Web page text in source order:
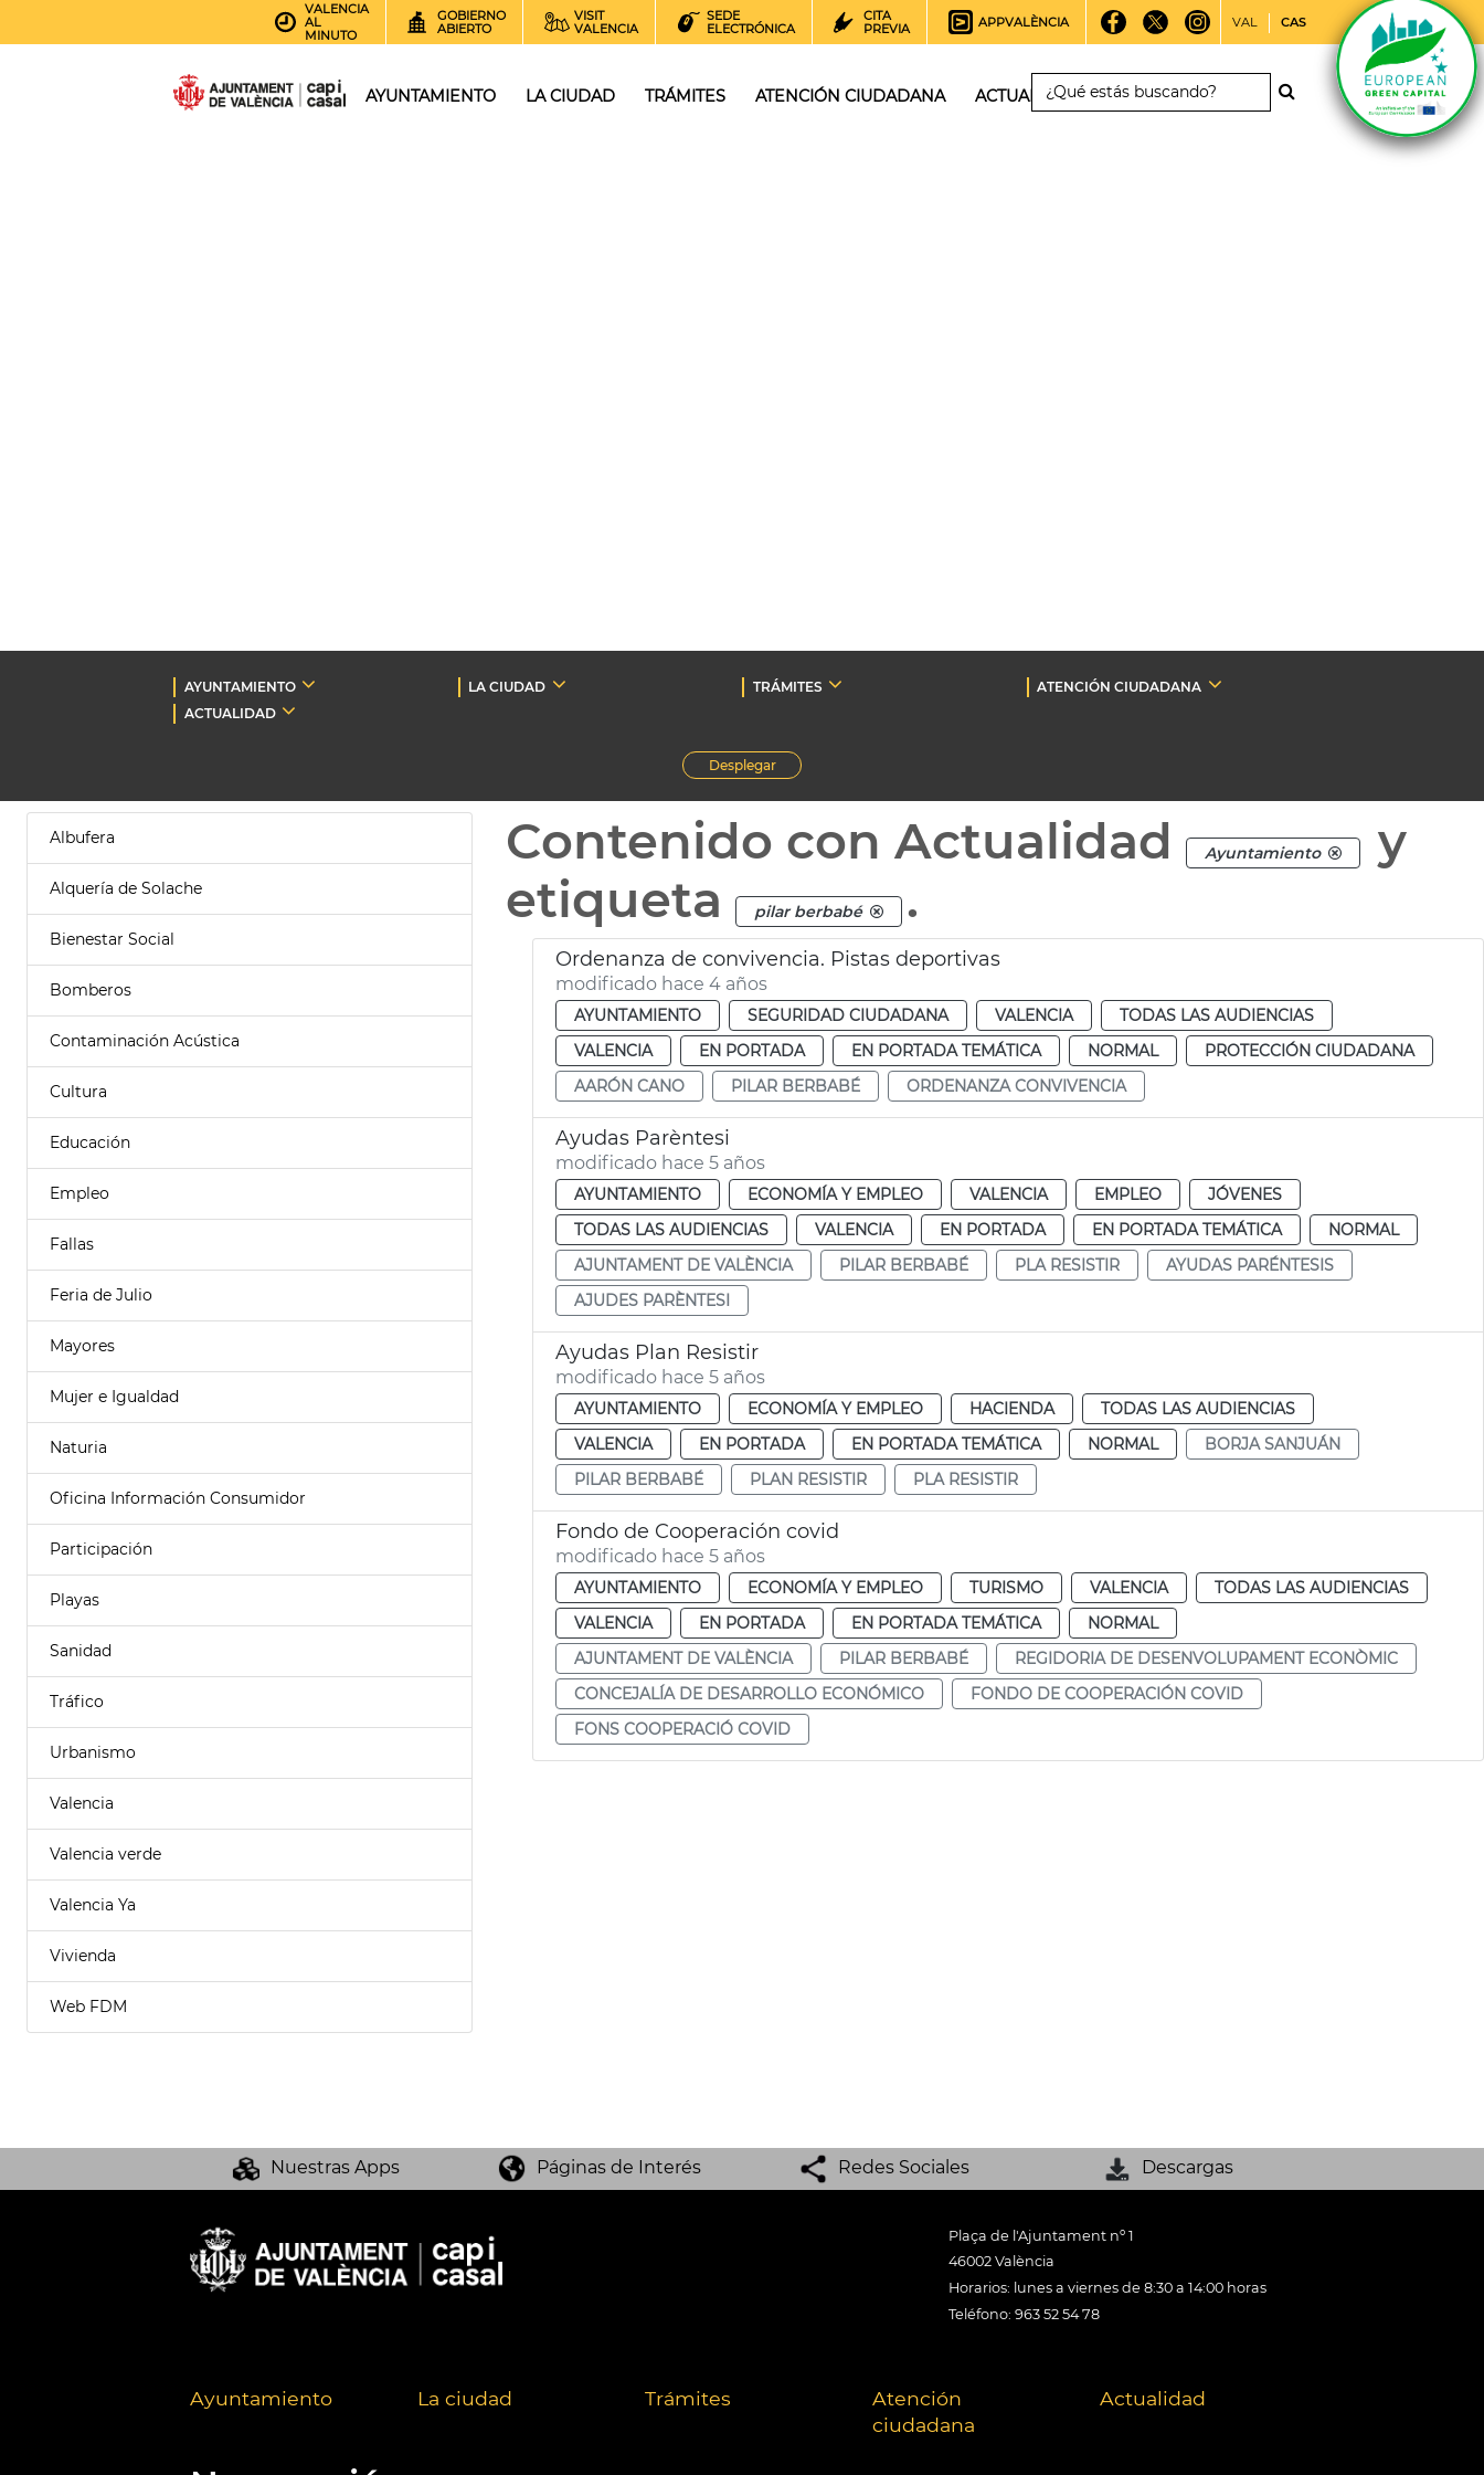
VALENCIA
AL
MINUTO
GOBIERNO
ABIERTO
VISIT
VALENCIA
SEDE
ELECTRÓNICA
CITA
PREVIA
APPVALÈNCIA VAL CAS
AYUNTAMIENTO LA CIUDAD TRÁMITES ATENCIÓN CIUDADANA ACTUALIDAD
AYUNTAMIENTO LA CIUDAD TRÁMITES
ATENCIÓN CIUDADANA
ACTUALIDAD
Desplegar
Albufera
Alquería de Solache
Bienestar Social
Bomberos
Contaminación Acústica
Cultura
Educación
Empleo
Fallas
Feria de Julio
Mayores
Mujer e Igualdad
Naturia
Oficina Información Consumidor
Participación
Playas
Sanidad
Tráfico
Urbanismo
Valencia
Valencia verde
Valencia Ya
Vivienda
Web FDM
Contenido con Actualidad Ayuntamiento
y
etiqueta
pilar berbabé .
Ordenanza de convivencia. Pistas deportivas
modificado hace 4 años
AYUNTAMIENTO SEGURIDAD CIUDADANA VALENCIA
TODAS LAS AUDIENCIAS
VALENCIA
EN PORTADA EN PORTADA TEMÁTICA NORMAL
PROTECCIÓN CIUDADANA
AARÓN CANO
PILAR BERBABÉ ORDENANZA CONVIVENCIA
Ayudas Parèntesi
modificado hace 5 años
AYUNTAMIENTO ECONOMÍA Y EMPLEO VALENCIA EMPLEO
JÓVENES
TODAS LAS AUDIENCIAS
VALENCIA EN PORTADA EN PORTADA TEMÁTICA
NORMAL
AJUNTAMENT DE VALÈNCIA
PILAR BERBABÉ PLA RESISTIR
AYUDAS PARÉNTESIS
AJUDES PARÈNTESI
Ayudas Plan Resistir
modificado hace 5 años
AYUNTAMIENTO ECONOMÍA Y EMPLEO HACIENDA
TODAS LAS AUDIENCIAS
VALENCIA
EN PORTADA EN PORTADA TEMÁTICA NORMAL
BORJA SANJUÁN
PILAR BERBABÉ
PLAN RESISTIR PLA RESISTIR
Fondo de Cooperación covid
modificado hace 5 años
AYUNTAMIENTO ECONOMÍA Y EMPLEO TURISMO VALENCIA
TODAS LAS AUDIENCIAS
VALENCIA
EN PORTADA EN PORTADA TEMÁTICA
NORMAL
AJUNTAMENT DE VALÈNCIA
PILAR BERBABÉ
REGIDORIA DE DESENVOLUPAMENT ECONÒMIC
CONCEJALÍA DE DESARROLLO ECONÓMICO
FONDO DE COOPERACIÓN COVID
FONS COOPERACIÓ COVID
Nuestras Apps Páginas de Interés Redes Sociales Descargas
Plaça de l'Ajuntament nº 1
46002 València
Horarios: lunes a viernes de 8:30 a 14:00 horas
Teléfono: 963 52 54 78
Ayuntamiento La ciudad Trámites
Atención
ciudadana
Actualidad